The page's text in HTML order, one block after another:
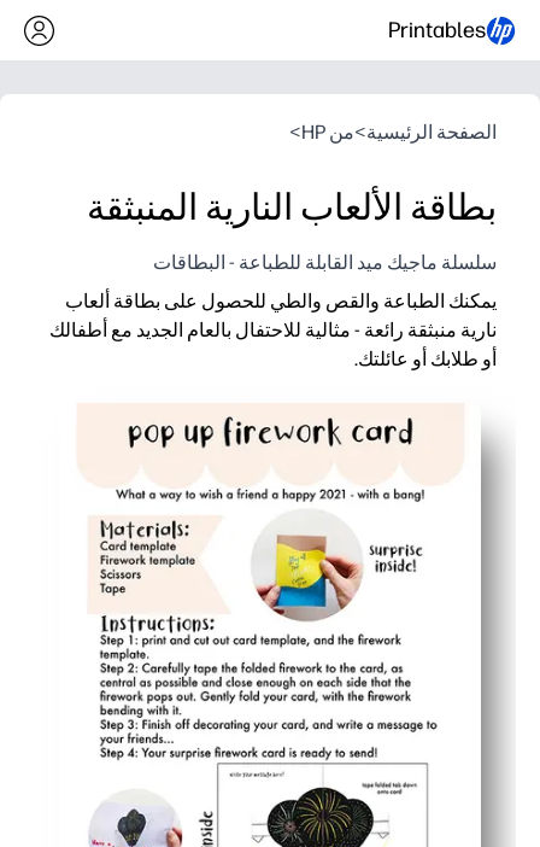
Printables
الصفحة الرئيسية>من HP >
بطاقة الألعاب النارية المنبثقة
سلسلة ماجيك ميد القابلة للطباعة - البطاقات
يمكنك الطباعة والقص والطي للحصول على بطاقة ألعاب
نارية منبثقة رائعة - مثالية للاحتفال بالعام الجديد مع أطفالك
أو طلابك أو عائلتك.
قابلة للطباعة بدون إعداد مسبق - ما عليك سوى الطباعة على
متعة عملية تبني المهارات الحركية الدقيقة والتسلسل والثقة
انفجار منبثق ملفت للنظر يوفر مظهرًا كبيرًا - رائع لابتسامات
استخدام متعدد الاستخدامات - يمكنك تحويله إلى دعوات أو